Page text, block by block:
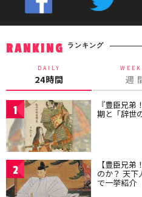
RANKING ランキング
DAILY
24時間 週
1 『豊臣兄
期と「辞世
2 【豊臣兄
のか？ 天下
で一挙紹介